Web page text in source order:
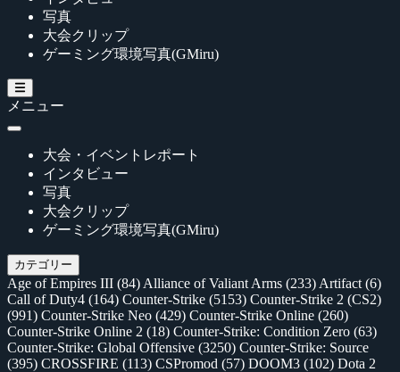
写真
大会クリップ
ゲーミング環境写真(GMiru)
メニュー
大会・イベントレポート
インタビュー
写真
大会クリップ
ゲーミング環境写真(GMiru)
カテゴリー
Age of Empires III (84) Alliance of Valiant Arms (233) Artifact (6)
Call of Duty4 (164) Counter-Strike (5153) Counter-Strike 2 (CS2)
(991) Counter-Strike Neo (429) Counter-Strike Online (260)
Counter-Strike Online 2 (18) Counter-Strike: Condition Zero (63)
Counter-Strike: Global Offensive (3250) Counter-Strike: Source
(395) CROSSFIRE (113) CSPromod (57) DOOM3 (102) Dota 2